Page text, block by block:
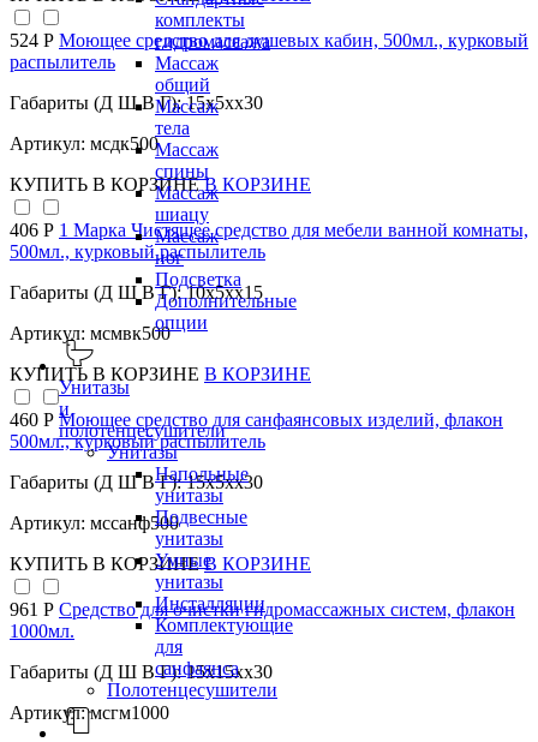
комплекты
гидромассажа
Массаж
общий
Массаж
тела
Массаж
спины
Массаж
шиацу
Массаж
ног
Подсветка
Дополнительные
опции
Унитазы
и
полотенцесушители
Унитазы
Напольные
унитазы
Подвесные
унитазы
Умные
унитазы
Инсталляции
Комплектующие
для
санфаянса
Полотенцесушители
524 Р Моющее средство для душевых кабин, 500мл., курковый
распылитель
Габариты (Д Ш В Г): 15x5xx30
Артикул: мсдк500
КУПИТЬ В КОРЗИНЕ В КОРЗИНЕ
406 Р 1 Марка Чистящее средство для мебели ванной комнаты,
500мл., курковый распылитель
Габариты (Д Ш В Г): 10x5xx15
Артикул: мсмвк500
КУПИТЬ В КОРЗИНЕ В КОРЗИНЕ
460 Р Моющее средство для санфаянсовых изделий, флакон
500мл., курковый распылитель
Габариты (Д Ш В Г): 15x5xx30
Артикул: мссанф500
КУПИТЬ В КОРЗИНЕ В КОРЗИНЕ
961 Р Средство для очистки гидромассажных систем, флакон
1000мл.
Габариты (Д Ш В Г): 15x15xx30
Артикул: мсгм1000